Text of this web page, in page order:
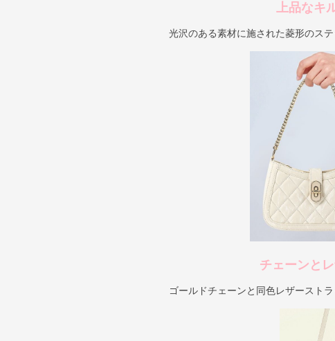
上品なキ
光沢のある素材に施された菱形のス
チェーンと
ゴールドチェーンと同色レザースト